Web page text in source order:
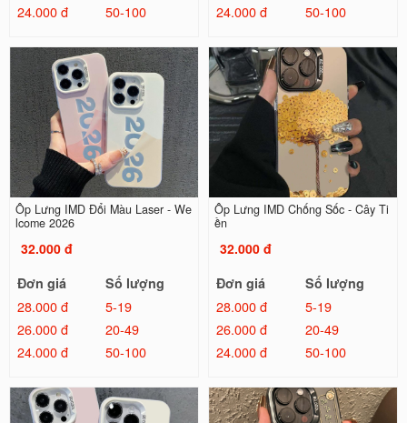
24.000 đ
50-100
24.000 đ
50-100
Ốp Lưng IMD Đổi Màu Laser - We
lcome 2026
32.000 đ
Đơn giá
Số lượng
28.000 đ
5-19
26.000 đ
20-49
24.000 đ
50-100
Ốp Lưng IMD Chống Sốc - Cây Ti
ền
32.000 đ
Đơn giá
Số lượng
28.000 đ
5-19
26.000 đ
20-49
24.000 đ
50-100